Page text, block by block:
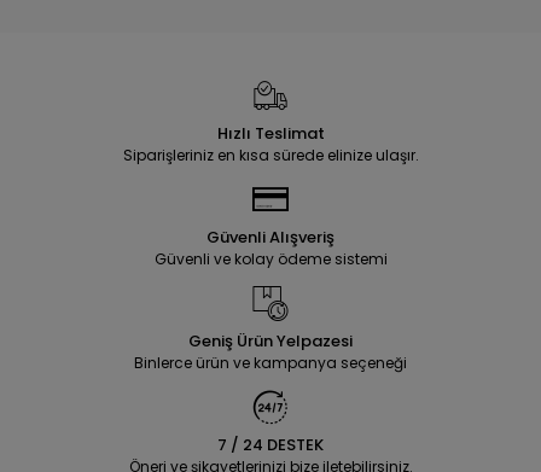
Hızlı Teslimat
Siparişleriniz en kısa sürede elinize ulaşır.
Güvenli Alışveriş
Güvenli ve kolay ödeme sistemi
Geniş Ürün Yelpazesi
Binlerce ürün ve kampanya seçeneği
7 / 24 DESTEK
Öneri ve şikayetlerinizi bize iletebilirsiniz.